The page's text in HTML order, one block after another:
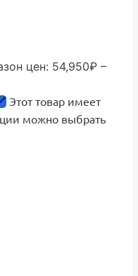
цен: 54,950₽ –
Этот товар имеет
можно выбрать